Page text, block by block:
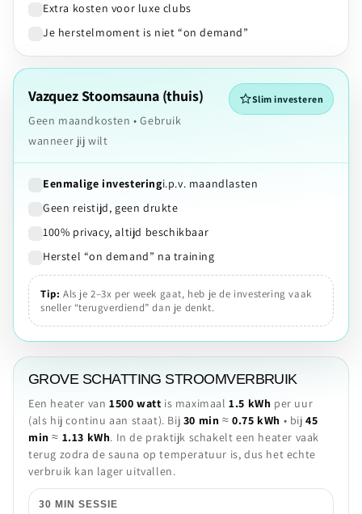
Extra kosten voor luxe clubs
Je herstelmoment is niet “on demand”
Vazquez Stoomsauna (thuis)
Geen maandkosten • Gebruik
wanneer jij wilt
Slim investeren
Eenmalige investeringi.p.v. maandlasten
Geen reistijd, geen drukte
100% privacy, altijd beschikbaar
Herstel “on demand” na training
Tip: Als je 2–3x per week gaat, heb je de investering vaak
sneller “terugverdiend” dan je denkt.
GROVE SCHATTING STROOMVERBRUIK
Een heater van 1500 watt is maximaal1.5 kWh per uur
(als hij continu aan staat). Bij 30 min ≈0.75 kWh • bij45
min ≈ 1.13 kWh. In de praktijk schakelt een heater vaak
terug zodra de sauna op temperatuur is, dus het echte
verbruik kan lager uitvallen.
30 MIN SESSIE